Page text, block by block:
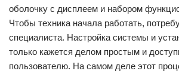
оболочку с дисплеем и набором
Чтобы техника начала работать,
специалиста. Настройка системы и
только кажется делом простым и
пользователю. На самом деле этот